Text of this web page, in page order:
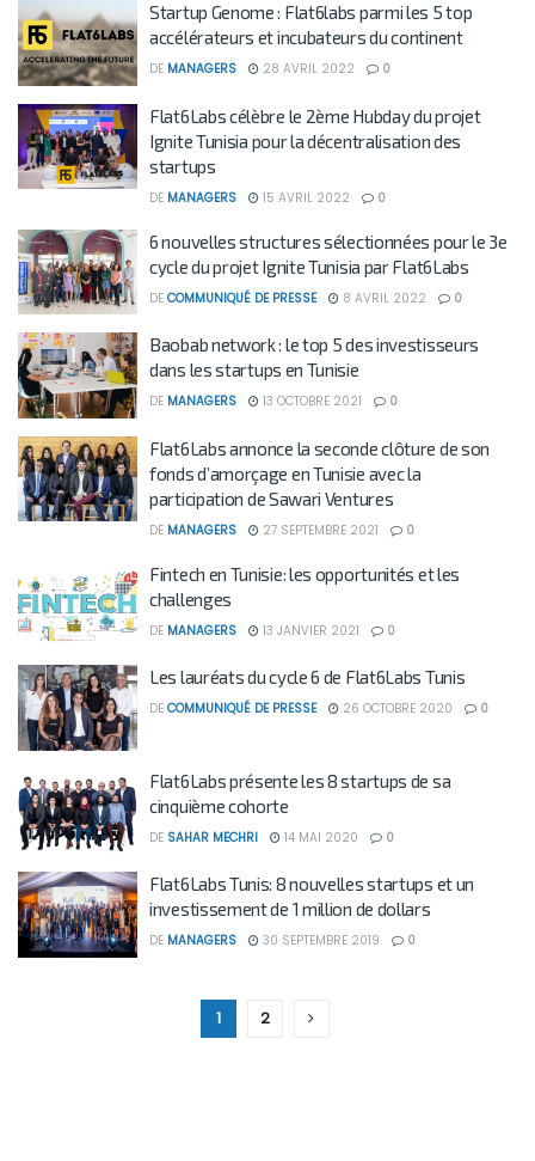
Startup Genome : Flat6labs parmi les 5 top
accélérateurs et incubateurs du continent
DE MANAGERS 28 AVRIL 2022 0
Flat6Labs célèbre le 2ème Hubday du projet
Ignite Tunisia pour la décentralisation des
startups
DE MANAGERS 15 AVRIL 2022 0
6 nouvelles structures sélectionnées pour le 3e
cycle du projet Ignite Tunisia par Flat6Labs
DE COMMUNIQUÉ DE PRESSE 8 AVRIL 2022 0
Baobab network : le top 5 des investisseurs
dans les startups en Tunisie
DE MANAGERS 13 OCTOBRE 2021 0
Flat6Labs annonce la seconde clôture de son
fonds d’amorçage en Tunisie avec la
participation de Sawari Ventures
DE MANAGERS 27 SEPTEMBRE 2021 0
Fintech en Tunisie: les opportunités et les
challenges
DE MANAGERS 13 JANVIER 2021 0
Les lauréats du cycle 6 de Flat6Labs Tunis
DE COMMUNIQUÉ DE PRESSE 26 OCTOBRE 2020 0
Flat6Labs présente les 8 startups de sa
cinquième cohorte
DE SAHAR MECHRI 14 MAI 2020 0
Flat6Labs Tunis: 8 nouvelles startups et un
investissement de 1 million de dollars
DE MANAGERS 30 SEPTEMBRE 2019 0
1 2